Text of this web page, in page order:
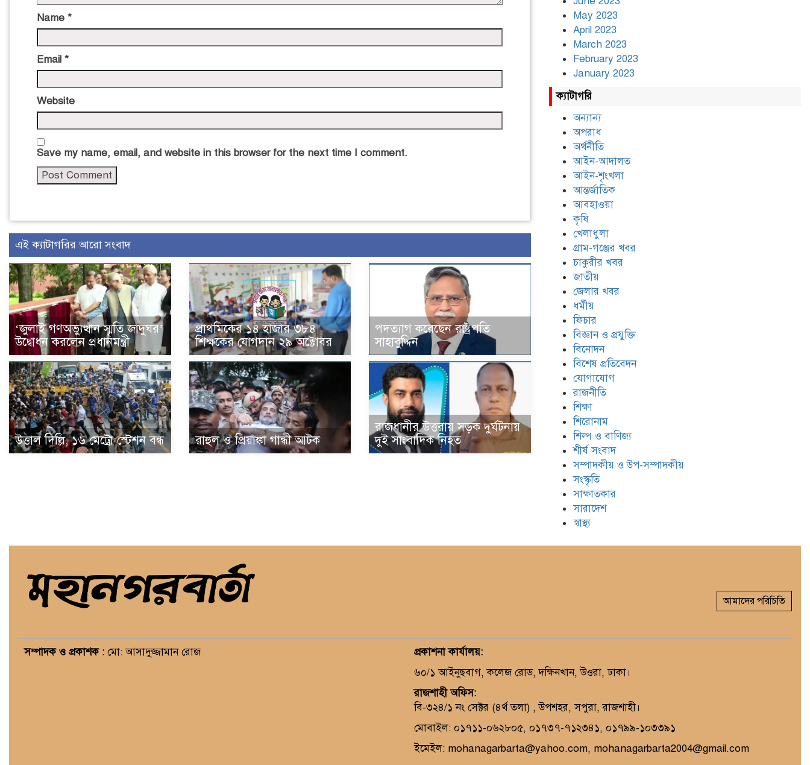
Name *
Email *
Website
Save my name, email, and website in this browser for the next time I comment.
এই ক্যাটাগরির আরো সংবাদ
‘জুলাই গণঅভ্যুত্থান স্মৃতি জাদুঘর’
উদ্বোধন করলেন প্রধানমন্ত্রী
প্রাথমিকের ১৪ হাজার ৩৮৪
শিক্ষকের যোগদান ২৯ অক্টোবর
পদত্যাগ করেছেন রাষ্ট্রপতি
সাহাবুদ্দিন
উত্তাল দিল্লি, ১৬ মেট্রো স্টেশন বন্ধ রাহুল ও প্রিয়াঙ্কা গান্ধী আটক
রাজধানীর উত্তরায় সড়ক দুর্ঘটনায়
দুই সাংবাদিক নিহত
May 2023
April 2023
March 2023
February 2023
January 2023
ক্যাটাগরি
অন্যান্য
অপরাধ
অর্থনীতি
আইন-আদালত
আইন-শৃংখলা
আন্তর্জাতিক
আবহাওয়া
কৃষি
খেলাধুলা
গ্রাম-গঞ্জের খবর
চাকুরীর খবর
জাতীয়
জেলার খবর
ধর্মীয়
ফিচার
বিজ্ঞান ও প্রযুক্তি
বিনোদন
বিশেষ প্রতিবেদন
যোগাযোগ
রাজনীতি
শিক্ষা
শিরোনাম
শিল্প ও বাণিজ্য
শীর্ষ সংবাদ
সম্পাদকীয় ও উপ-সম্পাদকীয়
সংস্কৃতি
সাক্ষাতকার
সারাদেশ
স্বাস্থ্য
আমাদের পরিচিতি
সম্পাদক ও প্রকাশক : মো: আসাদুজ্জামান রোজ প্রকাশনা কার্যালয়:
৬০/১ আইনুছবাগ, কলেজ রোড, দক্ষিনখান, উওরা, ঢাকা।
রাজশাহী অফিস:
বি-৩২৪/১ নং সেক্টর (৪র্থ তলা) , উপশহর, সপুরা, রাজশাহী।
মোবাইল: ০১৭১১-০৬২৮০৫, ০১৭৩৭-৭১২৩৪১, ০১৭৯৯-১০৩৩৯১
ইমেইল: mohanagarbarta@yahoo.com, mohanagarbarta2004@gmail.com